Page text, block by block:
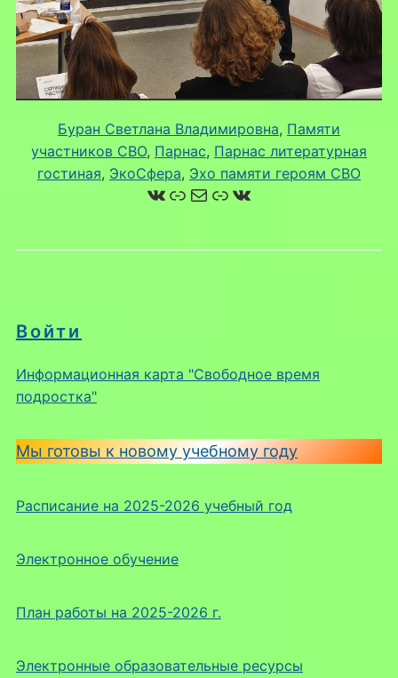
Войти
Информационная карта "Свободное время
подростка"
Мы готовы к новому учебному году
Расписание на 2025-2026 учебный год
Электронное обучение
План работы на 2025-2026 г.
Электронные образовательные ресурсы
Буран Светлана Владимировна, Памяти
участников СВО, Парнас, Парнас литературная
гостиная, ЭкоСфера, Эхо памяти героям СВО
ВКонтакте
Ссылка
Почта
Ссылка
ВКонтакте